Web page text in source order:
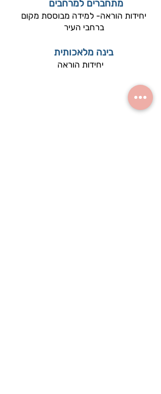
מתחברים למרחבים
יחידות הוראה- למידה מבוססת מקום
ברחבי העיר
בינה מלאכותית
יחידות הוראה